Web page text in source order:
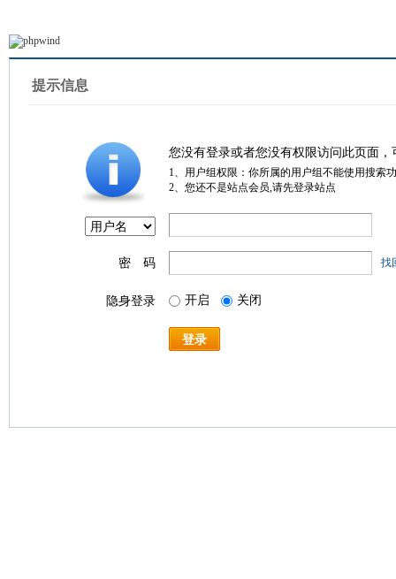
提示信息
您没有登录或者您没有权限访问此页面
1、用户组权限：你所属的用户组不能使用搜索
2、您还不是站点会员,请先登录站点
密 码 找
隐身登录 开启 关闭
登录